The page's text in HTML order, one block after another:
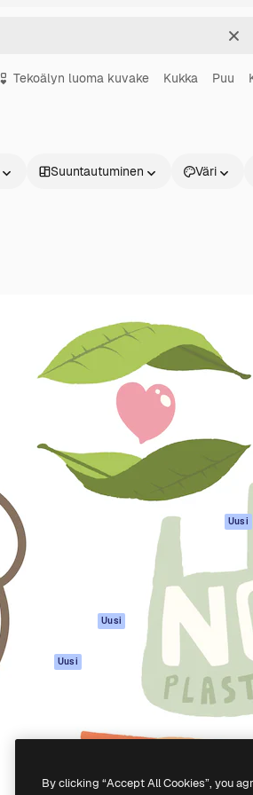
Tekoälyn luoma kuvake Kukka Puu
Suuntautuminen Väri
Tuotteet
Tekoälyllä toimiva
kuvageneraattori
Tekoälyllä toimiva
videogeneraattori
Tekoälyllä toimiva
äänigeneraattori
Kuvapankkisisältö
Uusi
Uusi
työkalut
Aloita
Academy
Dokumentaatio
Tuki
Käyttöehdot
Alkuperäiset
Uusi
Evästepolitiikka
Luottamuskeskus
Kumppanit
Yrityksille
By clicking “Accept All Cookies”, you